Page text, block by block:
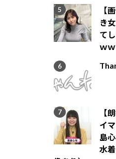
【
き
て
ｗ
【
イ
島
水